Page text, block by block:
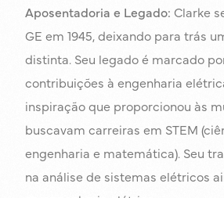
Aposentadoria e Legado: Clarke
GE em 1945, deixando para trás
distinta. Seu legado é marcado
contribuições à engenharia
inspiração que proporcionou às
buscavam carreiras em STEM
engenharia e matemática). Seu
na análise de sistemas elétricos